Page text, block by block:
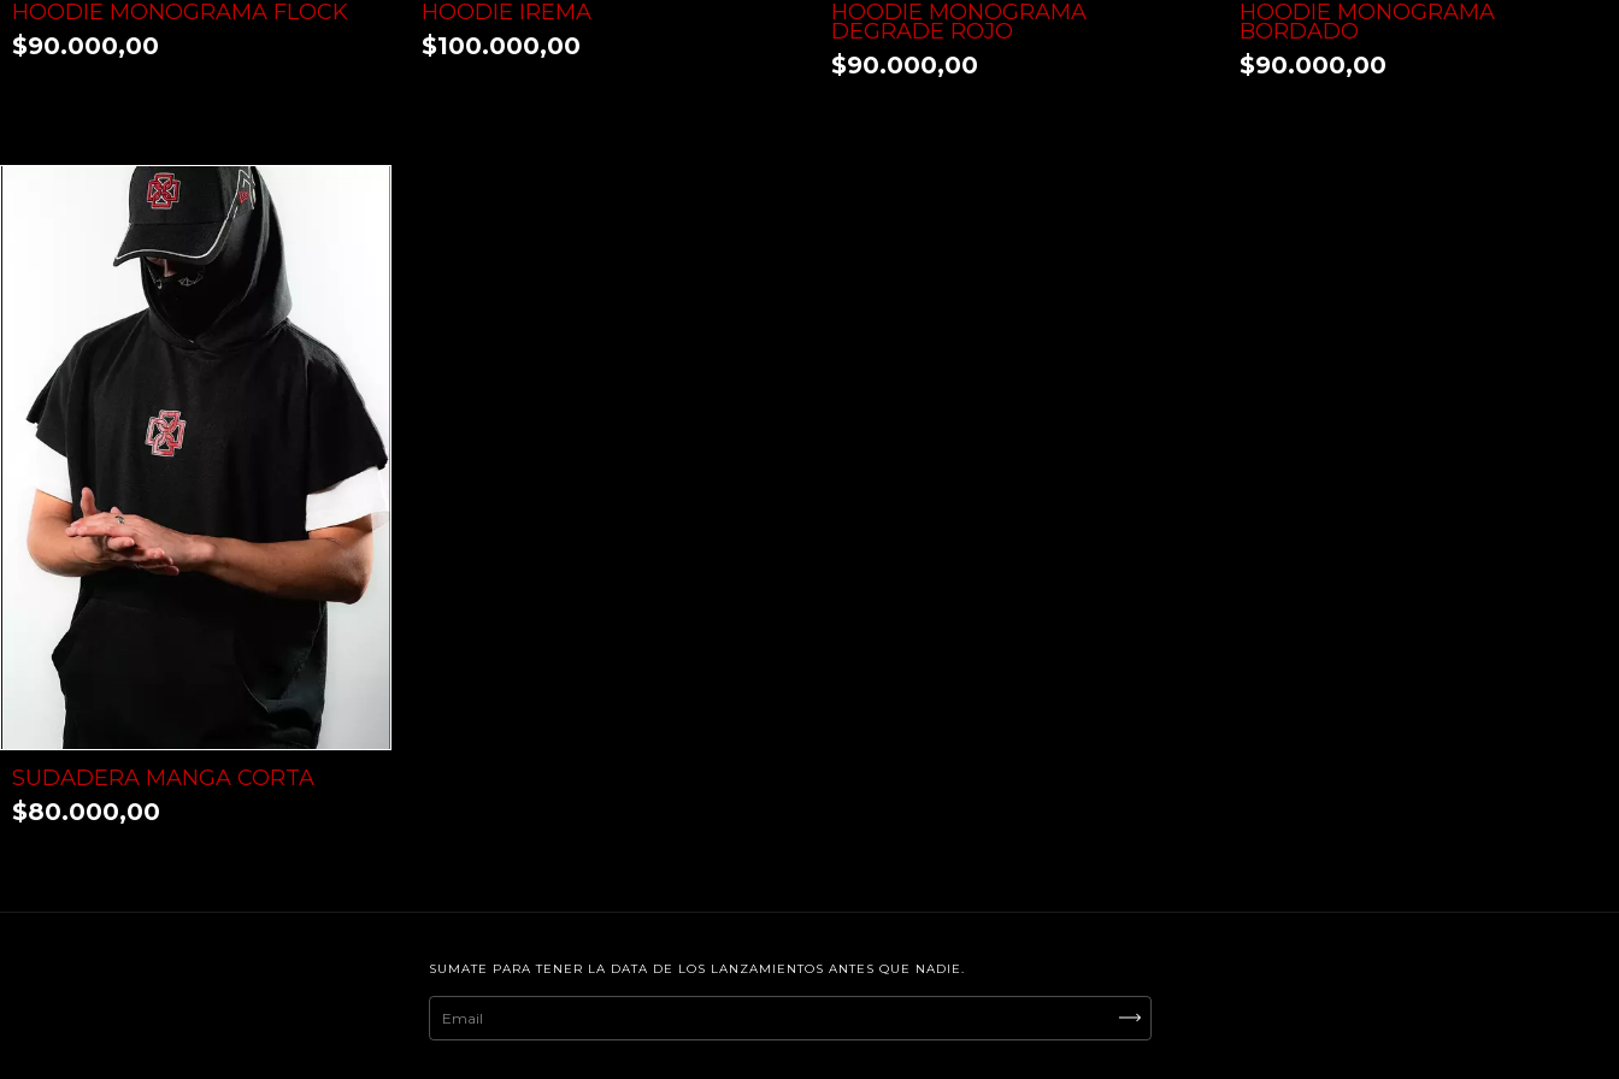
HOODIE MONOGRAMA FLOCK
$90.000,00
HOODIE IREMA
$100.000,00
HOODIE MONOGRAMA
DEGRADE ROJO
$90.000,00
HOODIE MONOGRAMA
BORDADO
$90.000,00
SUDADERA MANGA CORTA
$80.000,00
SUMATE PARA TENER LA DATA DE LOS LANZAMIENTOS ANTES QUE NADIE.